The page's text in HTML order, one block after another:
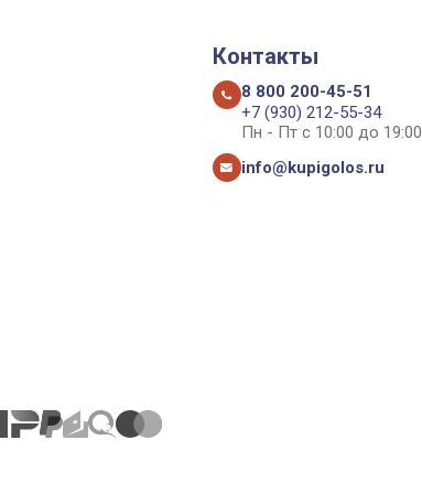
Контакты
8 800 200-45-51
+7 (930) 212-55-34
Пн - Пт с 10:00 до 19:00
info@kupigolos.ru